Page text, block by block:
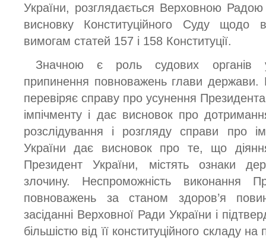
України, розглядається Верховною
висновку Конституційного Суду щодо
вимогам статей 157 і 158 Конституції.
Значною є роль судових органів
припинення повноважень глави держави.
перевіряє справу про усунення
імпічменту і дає висновок про
розслідування і розгляду справи про
України дає висновок про те, що
Президент України, містять ознаки
злочину. Неспроможність виконання
повноважень за станом здоров’я
засіданні Верховної Ради України і
більшістю від її конституційного складу